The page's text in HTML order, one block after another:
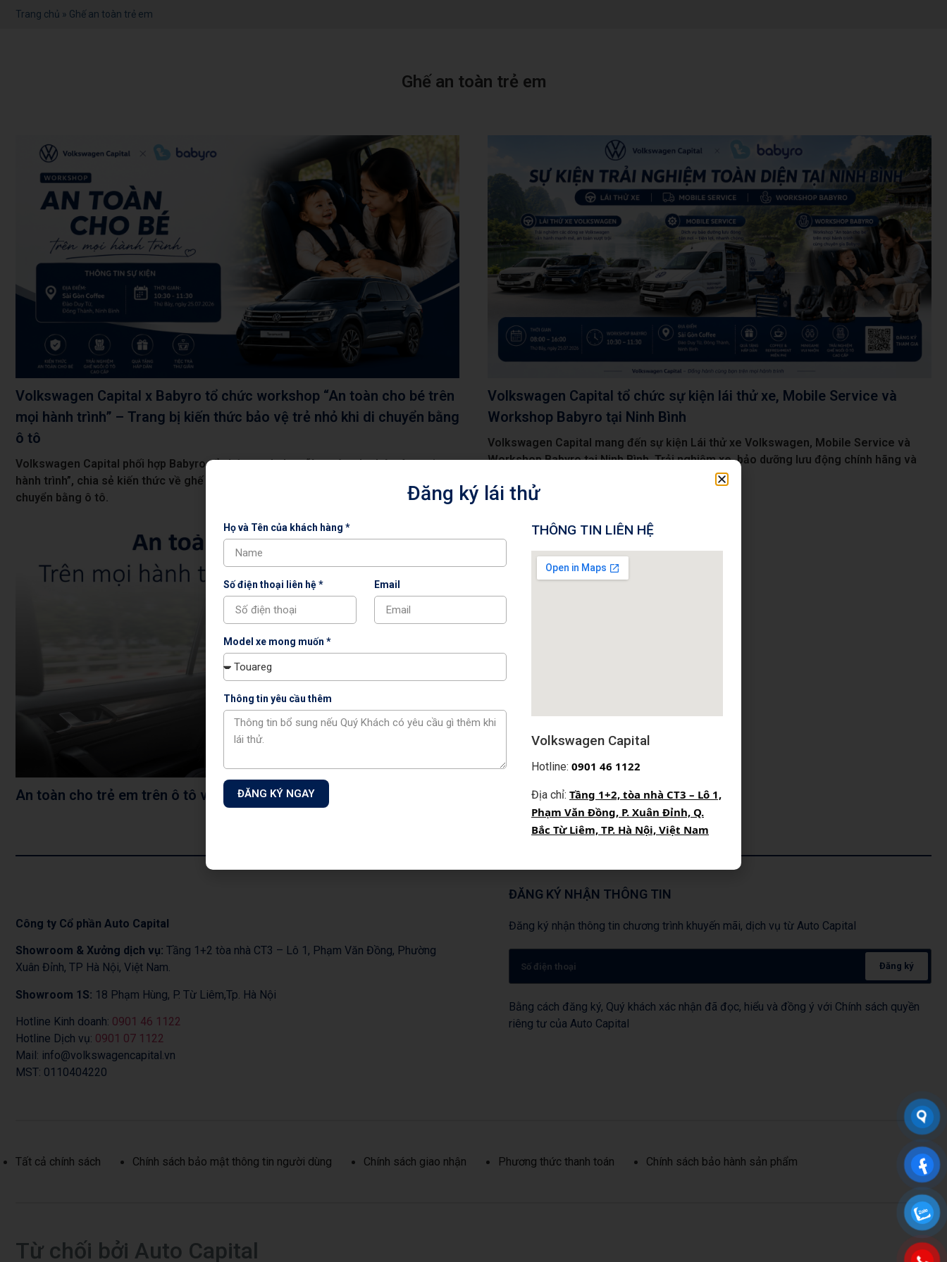
Trang chủ » Ghế an toàn trẻ em
Ghế an toàn trẻ em
Volkswagen Capital x Babyro tổ chức workshop “An toàn cho bé trên
mọi hành trình” – Trang bị kiến thức bảo vệ trẻ nhỏ khi di chuyển bằng
ô tô
Volkswagen Capital phối hợp Babyro tổ chức workshop “An toàn cho bé trên mọi
hành trình”, chia sẻ kiến thức về ghế an toàn trẻ em, ISOFIX và bảo vệ bé khi di
chuyển bằng ô tô.
Volkswagen Capital tổ chức sự kiện lái thử xe, Mobile Service và
Workshop Babyro tại Ninh Bình
Volkswagen Capital mang đến sự kiện Lái thử xe Volkswagen, Mobile Service và
Workshop Babyro tại Ninh Bình. Trải nghiệm xe, bảo dưỡng lưu động chính hãng và
cập nhật kiến thức an toàn cho trẻ trên ô tô.
An toàn cho trẻ em trên ô tô với hệ thống ISOFIX của Volkswagen
Công ty Cổ phần Auto Capital
Showroom & Xưởng dịch vụ: Tầng 1+2 tòa nhà CT3 – Lô 1, Phạm Văn Đồng, Phường
Xuân Đỉnh, TP Hà Nội, Việt Nam.
Showroom 1S: 18 Phạm Hùng, P. Từ Liêm,Tp. Hà Nội
Hotline Kinh doanh: 0901 46 1122
Hotline Dịch vụ: 0901 07 1122
Mail: info@volkswagencapital.vn
MST: 0110404220
ĐĂNG KÝ NHẬN THÔNG TIN
Đăng ký nhận thông tin chương trình khuyến mãi, dịch vụ từ Auto Capital
Đăng ký
Bằng cách đăng ký, Quý khách xác nhận đã đọc, hiểu và đồng ý với Chính sách quyền
riêng tư của Auto Capital
Tất cả chính sách Chính sách bảo mật thông tin người dùng Chính sách giao nhận Phương thức thanh toán Chính sách bảo hành sản phẩm
Từ chối bởi Auto Capital
Đăng ký lái thử
Họ và Tên của khách hàng *
Số điện thoại liên hệ * Email
Model xe mong muốn *
Thông tin yêu cầu thêm
ĐĂNG KÝ NGAY
THÔNG TIN LIÊN HỆ
Volkswagen Capital
Hotline: 0901 46 1122
Địa chỉ: Tầng 1+2, tòa nhà CT3 – Lô 1,
Phạm Văn Đồng, P. Xuân Đỉnh, Q.
Bắc Từ Liêm, TP. Hà Nội, Việt Nam